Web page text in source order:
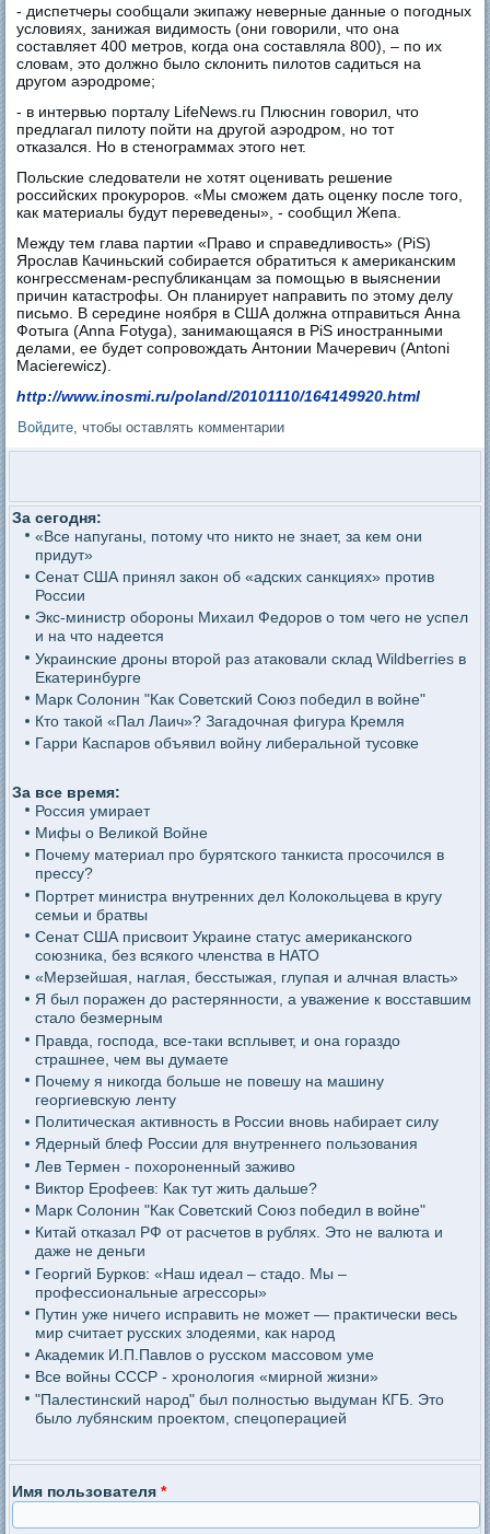
- диспетчеры сообщали экипажу неверные данные о погодных
условиях, занижая видимость (они говорили, что она
составляет 400 метров, когда она составляла 800), – по их
словам, это должно было склонить пилотов садиться на
другом аэродроме;
- в интервью порталу LifeNews.ru Плюснин говорил, что
предлагал пилоту пойти на другой аэродром, но тот
отказался. Но в стенограммах этого нет.
Польские следователи не хотят оценивать решение
российских прокуроров. «Мы сможем дать оценку после того,
как материалы будут переведены», - сообщил Жепа.
Между тем глава партии «Право и справедливость» (PiS)
Ярослав Качиньский собирается обратиться к американским
конгрессменам-республиканцам за помощью в выяснении
причин катастрофы. Он планирует направить по этому делу
письмо. В середине ноября в США должна отправиться Анна
Фотыга (Anna Fotyga), занимающаяся в PiS иностранными
делами, ее будет сопровождать Антонии Мачеревич (Antoni
Macierewicz).
http://www.inosmi.ru/poland/20101110/164149920.html
Войдите , чтобы оставлять комментарии
За сегодня:
«Все напуганы, потому что никто не знает, за кем они
придут»
Сенат США принял закон об «адских санкциях» против
России
Экс-министр обороны Михаил Федоров о том чего не успел
и на что надеется
Украинские дроны второй раз атаковали склад Wildberries в
Екатеринбурге
Марк Солонин "Как Советский Союз победил в войне"
Кто такой «Пал Лаич»? Загадочная фигура Кремля
Гарри Каспаров объявил войну либеральной тусовке
За все время:
Россия умирает
Мифы о Великой Войне
Почему материал про бурятского танкиста просочился в
прессу?
Портрет министра внутренних дел Колокольцева в кругу
семьи и братвы
Сенат США присвоит Украине статус американского
союзника, без всякого членства в НАТО
«Мерзейшая, наглая, бесстыжая, глупая и алчная власть»
Я был поражен до растерянности, а уважение к восставшим
стало безмерным
Правда, господа, все-таки всплывет, и она гораздо
страшнее, чем вы думаете
Почему я никогда больше не повешу на машину
георгиевскую ленту
Политическая активность в России вновь набирает силу
Ядерный блеф России для внутреннего пользования
Лев Термен - похороненный заживо
Виктор Ерофеев: Как тут жить дальше?
Марк Солонин "Как Советский Союз победил в войне"
Китай отказал РФ от расчетов в рублях. Это не валюта и
даже не деньги
Георгий Бурков: «Наш идеал – стадо. Мы –
профессиональные агрессоры»
Путин уже ничего исправить не может — практически весь
мир считает русских злодеями, как народ
Академик И.П.Павлов о русском массовом уме
Все войны СССР - хронология «мирной жизни»
"Палестинский народ" был полностью выдуман КГБ. Это
было лубянским проектом, спецоперацией
Имя пользователя*